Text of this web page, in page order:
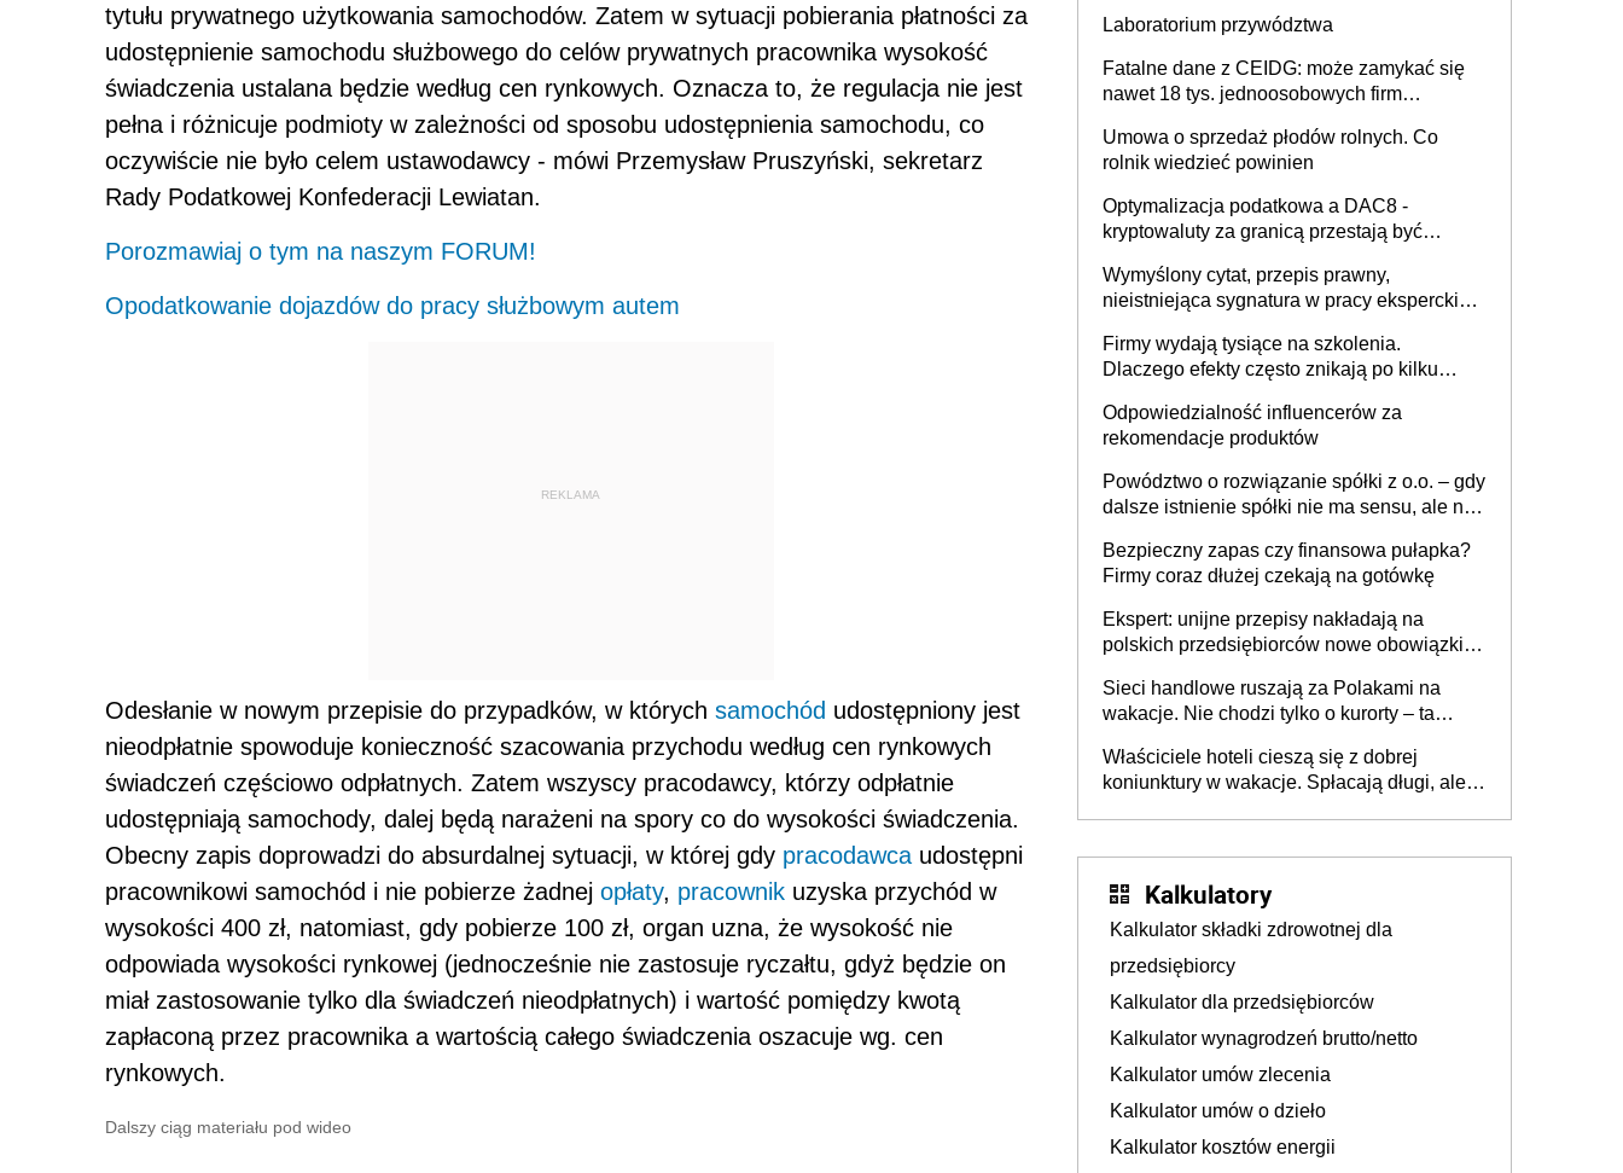
tytułu prywatnego użytkowania samochodów. Zatem w sytuacji pobierania płatności za
udostępnienie samochodu służbowego do celów prywatnych pracownika wysokość
świadczenia ustalana będzie według cen rynkowych. Oznacza to, że regulacja nie jest
pełna i różnicuje podmioty w zależności od sposobu udostępnienia samochodu, co
oczywiście nie było celem ustawodawcy - mówi Przemysław Pruszyński, sekretarz
Rady Podatkowej Konfederacji Lewiatan.
Porozmawiaj o tym na naszym FORUM!
Opodatkowanie dojazdów do pracy służbowym autem
REKLAMA
Odesłanie w nowym przepisie do przypadków, w których samochód udostępniony jest
nieodpłatnie spowoduje konieczność szacowania przychodu według cen rynkowych
świadczeń częściowo odpłatnych. Zatem wszyscy pracodawcy, którzy odpłatnie
udostępniają samochody, dalej będą narażeni na spory co do wysokości świadczenia.
Obecny zapis doprowadzi do absurdalnej sytuacji, w której gdy pracodawca udostępni
pracownikowi samochód i nie pobierze żadnej opłaty, pracownik uzyska przychód w
wysokości 400 zł, natomiast, gdy pobierze 100 zł, organ uzna, że wysokość nie
odpowiada wysokości rynkowej (jednocześnie nie zastosuje ryczałtu, gdyż będzie on
miał zastosowanie tylko dla świadczeń nieodpłatnych) i wartość pomiędzy kwotą
zapłaconą przez pracownika a wartością całego świadczenia oszacuje wg. cen
rynkowych.
Dalszy ciąg materiału pod wideo
Laboratorium przywództwa
Fatalne dane z CEIDG: może zamykać się
nawet 18 tys. jednoosobowych firm
Umowa o sprzedaż płodów rolnych. Co
rolnik wiedzieć powinien
Optymalizacja podatkowa a DAC8 -
kryptowaluty za granicą przestają być
Wymyślony cytat, przepis prawny,
nieistniejąca sygnatura w pracy eksperckiej -
firmie
Firmy wydają tysiące na szkolenia.
Dlaczego efekty często znikają po kilku
Odpowiedzialność influencerów za
rekomendacje produktów
Powództwo o rozwiązanie spółki z o.o. – gdy
dalsze istnienie spółki nie ma sensu, ale nie
Bezpieczny zapas czy finansowa pułapka?
Firmy coraz dłużej czekają na gotówkę
Ekspert: unijne przepisy nakładają na
polskich przedsiębiorców nowe obowiązki w
Sieci handlowe ruszają za Polakami na
wakacje. Nie chodzi tylko o kurorty – ta
tam, gdzie wielu spędzi urlop po cichu
Właściciele hoteli cieszą się z dobrej
koniunktury w wakacje. Spłacają długi, ale
Kalkulatory
Kalkulator składki zdrowotnej dla
przedsiębiorcy
Kalkulator dla przedsiębiorców
Kalkulator wynagrodzeń brutto/netto
Kalkulator umów zlecenia
Kalkulator umów o dzieło
Kalkulator kosztów energii